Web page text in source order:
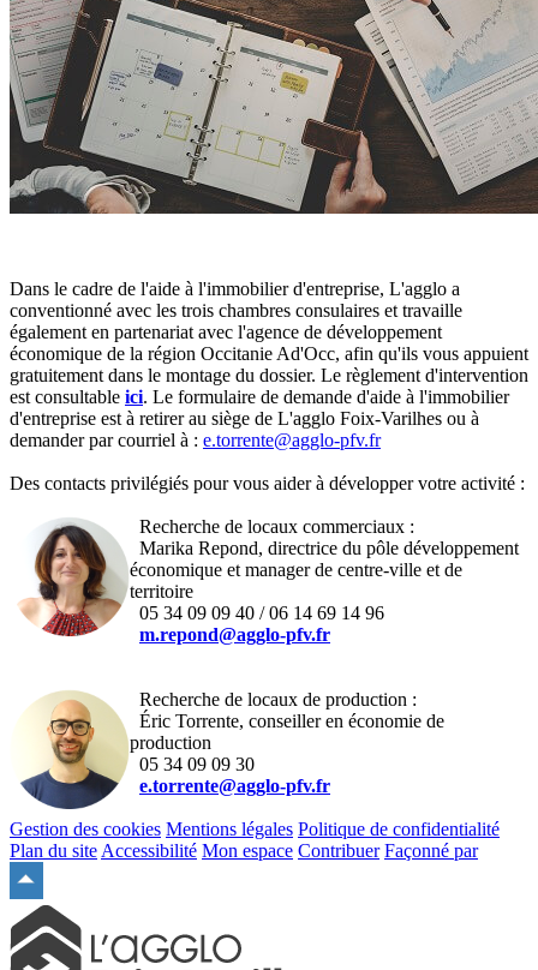
Dans le cadre de l'aide à l'immobilier d'entreprise, L'agglo a
conventionné avec les trois chambres consulaires et travaille
également en partenariat avec l'agence de développement
économique de la région Occitanie Ad'Occ, afin qu'ils vous appuient
gratuitement dans le montage du dossier. Le règlement d'intervention
est consultable ici. Le formulaire de demande d'aide à l'immobilier
d'entreprise est à retirer au siège de L'agglo Foix-Varilhes ou à
demander par courriel à : e.torrente@agglo-pfv.fr
Des contacts privilégiés pour vous aider à développer votre activité :
Recherche de locaux commerciaux :
Marika Repond, directrice du pôle développement
économique et manager de centre-ville et de
territoire
05 34 09 09 40 / 06 14 69 14 96
m.repond@agglo-pfv.fr
Recherche de locaux de production :
Éric Torrente, conseiller en économie de
production
05 34 09 09 30
e.torrente@agglo-pfv.fr
Gestion des cookies Mentions légales Politique de confidentialité
Plan du site Accessibilité Mon espace Contribuer Façonné par
haut
du
site